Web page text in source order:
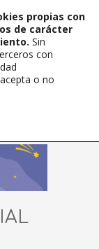
propias con
de carácter
Sin
con
o no